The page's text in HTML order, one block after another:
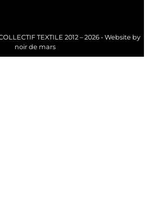
TEXTILE 2012 – 2026 • Website by
noir de mars